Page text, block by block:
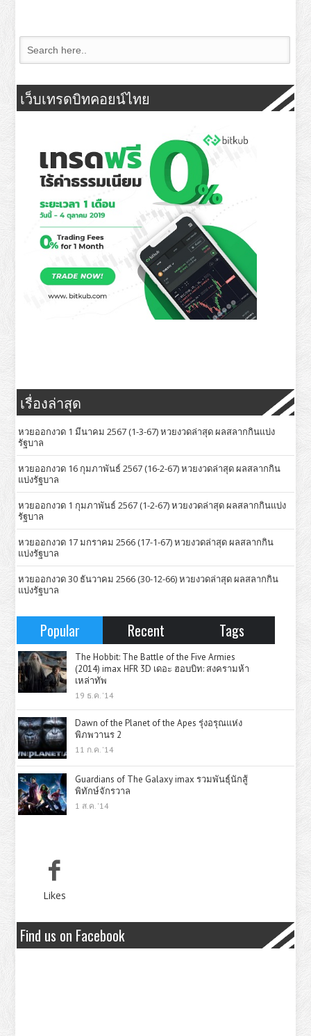
เว็บเทรดบิทคอยน์ไทย
เรื่องล่าสุด
หวยออกงวด 1 มีนาคม 2567 (1-3-67) หวยงวดล่าสุด ผลสลากกินแบ่ง
รัฐบาล
หวยออกงวด 16 กุมภาพันธ์ 2567 (16-2-67) หวยงวดล่าสุด ผลสลากกิน
แบ่งรัฐบาล
หวยออกงวด 1 กุมภาพันธ์ 2567 (1-2-67) หวยงวดล่าสุด ผลสลากกินแบ่ง
รัฐบาล
หวยออกงวด 17 มกราคม 2566 (17-1-67) หวยงวดล่าสุด ผลสลากกิน
แบ่งรัฐบาล
หวยออกงวด 30 ธันวาคม 2566 (30-12-66) หวยงวดล่าสุด ผลสลากกิน
แบ่งรัฐบาล
Popular Recent Tags
The Hobbit: The Battle of the Five Armies
(2014) imax HFR 3D เดอะ ฮอบบิท: สงครามห้า
เหล่าทัพ
19 ธ.ค. '14
Dawn of the Planet of the Apes รุ่งอรุณแห่ง
พิภพวานร 2
11 ก.ค. '14
Guardians of The Galaxy imax รวมพันธุ์นักสู้
พิทักษ์จักรวาล
1 ส.ค. '14
Likes
Find us on Facebook